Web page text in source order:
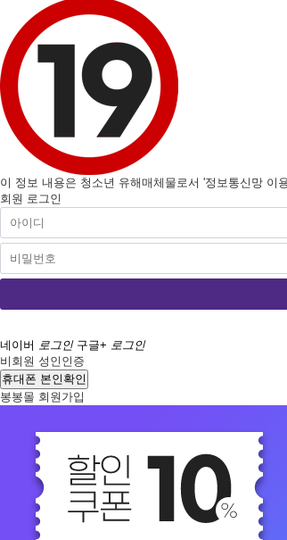
이 정보 내용은 청소년 유해매체물로서 '정보통신망
회원 로그인
네이버 로그인 구글+ 로그인
비회원 성인인증
휴대폰 본인확인
봉봉몰 회원가입